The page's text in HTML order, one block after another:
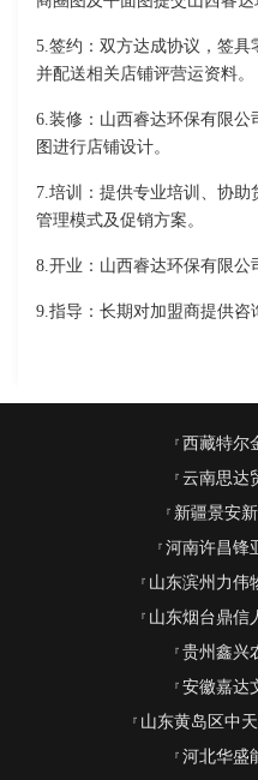
5.签约：双方达成协议，签具
并配送相关店铺评营运资料。
6.装修：山西睿达环保有限
图进行店铺设计。
7.培训：提供专业培训、协
管理模式及促销方案。
8.开业：山西睿达环保有限公
9.指导：长期对加盟商提供咨
西藏特尔
云南思达
新疆景安
河南许昌锋
山东滨州力伟
山东烟台鼎信
贵州鑫兴
安徽嘉达
山东黄岛区中
河北华盛